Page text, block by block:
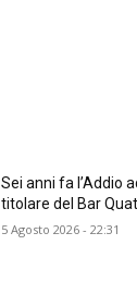
Sei anni fa l’Addio
titolare del Bar
5 Agosto 2026 - 22:31